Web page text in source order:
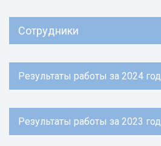
Сотрудники
Результаты работы за 2024 год
Результаты работы за 2023 год